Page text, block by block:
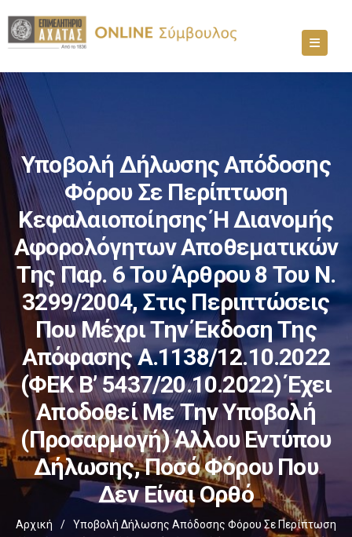
Υποβολή Δήλωσης Απόδοσης
Φόρου Σε Περίπτωση
Κεφαλαιοποίησης Ή Διανομής
Αφορολόγητων Αποθεματικών
Της Παρ. 6 Του Άρθρου 8 Του Ν.
3299/2004, Στις Περιπτώσεις
Που Μέχρι Την Έκδοση Της
Απόφασης Α.1138/12.10.2022
(ΦΕΚ Β’ 5437/20.10.2022) Έχει
Αποδοθεί Με Την Υποβολή
(προσαρμογή) Άλλου Εντύπου
Δήλωσης, Ποσό Φόρου Που
Δεν Είναι Ορθό
Αρχική /
Υποβολή Δήλωσης Απόδοσης Φόρου Σε Περίπτωση